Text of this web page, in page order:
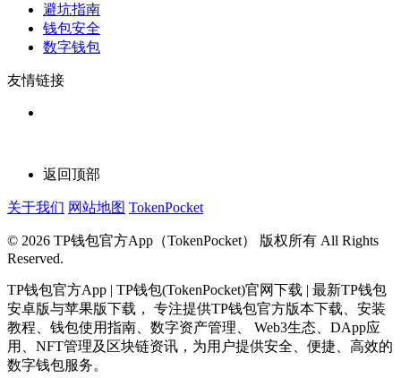
避坑指南
钱包安全
数字钱包
友情链接
返回顶部
关于我们 网站地图 TokenPocket
© 2026 TP钱包官方App（TokenPocket） 版权所有 All Rights
Reserved.
TP钱包官方App | TP钱包(TokenPocket)官网下载 | 最新TP钱包
安卓版与苹果版下载， 专注提供TP钱包官方版本下载、安装
教程、钱包使用指南、数字资产管理、 Web3生态、DApp应
用、NFT管理及区块链资讯，为用户提供安全、便捷、高效的
数字钱包服务。